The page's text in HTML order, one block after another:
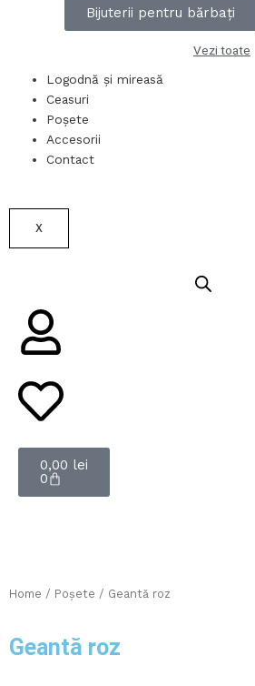
Bijuterii pentru bărbați
Vezi toate
Logodnă și mireasă
Ceasuri
Poșete
Accesorii
Contact
X
0,00 lei
0
Cart
Home / Poșete / Geantă roz
Geantă roz